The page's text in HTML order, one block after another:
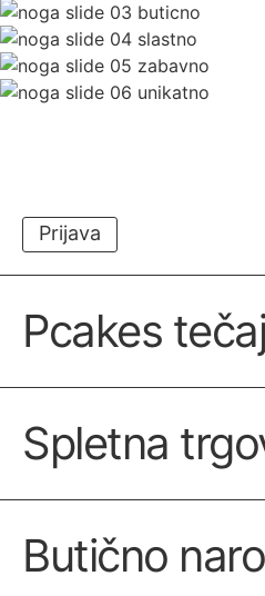
Prijava
Pcakes
Spletna
Butično